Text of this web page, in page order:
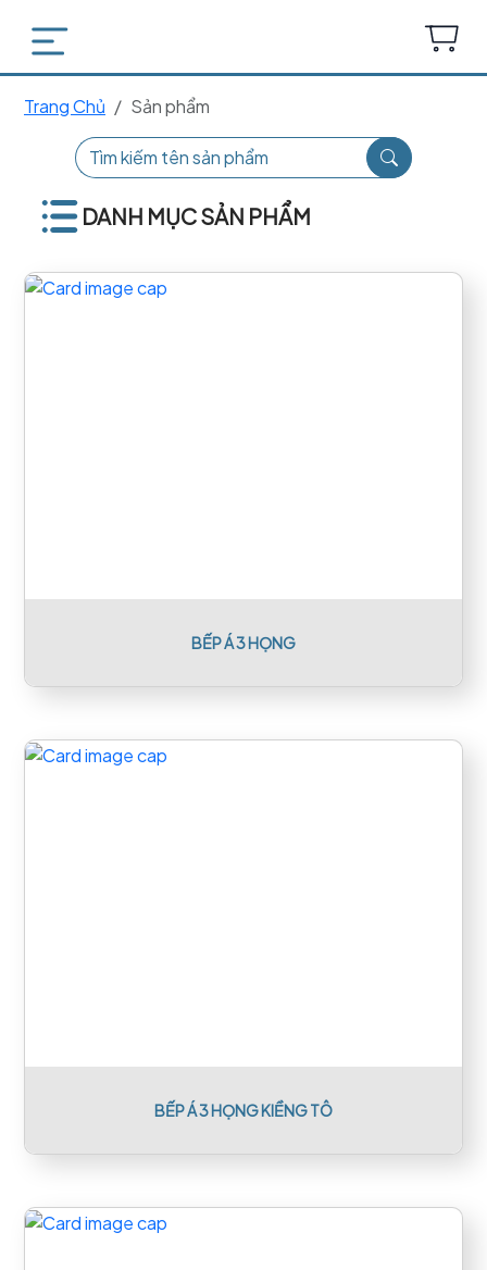
Trang Chủ Sản phẩm
DANH MỤC SẢN PHẨM
BẾP Á 3 HỌNG
BẾP Á 3 HỌNG KIỀNG TÔ